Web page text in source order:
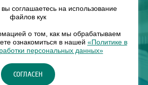
Нагорный б-р, д. 19, кор. 1
соглашаетесь на использование
файлов кук
о том, как мы обрабатываем
ознакомиться в нашей «Политике в
персональных данных»
СОГЛАСЕН